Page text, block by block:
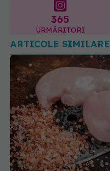
365
URMĂRITORI
ARTICOLE SIMILARE